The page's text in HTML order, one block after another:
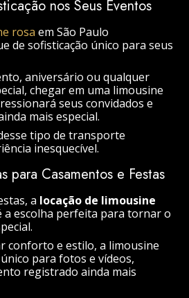
nos Seus Eventos
rosa em São Paulo
de sofisticação único para seus
aniversário ou qualquer
chegar em uma limousine
seus convidados e
mais especial.
tipo de transporte
inesquecível.
para Casamentos e Festas
a locação de limousine
a escolha perfeita para tornar o
conforto e estilo, a limousine
para fotos e vídeos,
registrado ainda mais